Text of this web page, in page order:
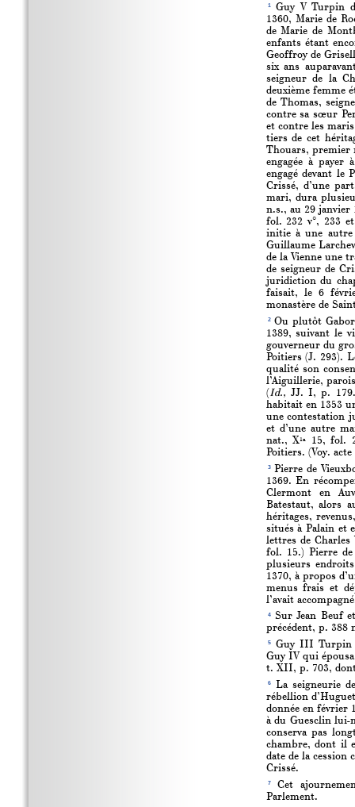
1Guy V Turpin
1360, Marie de
de Marie de
enfants étant
Geoffroy de
six ans
seigneur de la
deuxième femme
de Thomas,
contre sa sœur
et contre les
tiers de cet
Thouars, premier
engagée à payer
engagé devant le
Crissé, d’une
mari, dura
n.s., au 29 janvier
fol. 232 v°, 233
initie à une autre
Guillaume
de la Vienne une
de seigneur de
juridiction du
faisait, le 6
monastère de
2Ou plutôt
1389, suivant le
gouverneur du
Poitiers (J. 293).
qualité son
l’Aiguillerie,
(Id., JJ. I, p.
habitait en 1353
une contestation
et d’une autre
nat., X1a
15, fol.
Poitiers. (Voy.
3Pierre de
1369. En
Clermont en
Batestaut, alors
héritages,
situés à Palain et
lettres de
fol. 15.) Pierre
plusieurs
1370, à propos
menus frais et
l’avait
4Sur Jean Beuf
précédent, p. 388
5Guy III Turpin
Guy IV qui épousa
t. XII, p. 703, dont
6La seigneurie
rébellion
donnée en février
à du Guesclin lui-
conserva pas
chambre, dont il
date de la cession
Crissé.
7Cet
Parlement.